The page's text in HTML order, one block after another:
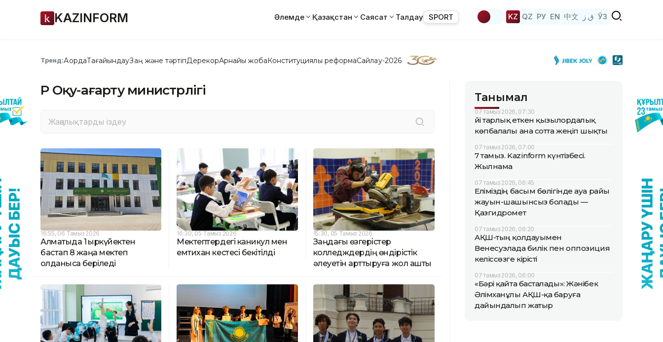
KAZINFORM Әлемде Қазақстан Саясат Талдау SPORT KZ QZ РУ EN 中文 ق ز ЎЗ
Тренд:АқордаТағайындауЗаң және тәртіпДерекқорАрнайы жобаКонституциялық реформаСайлау-2026
ҚР Оқу-ағарту министрлігі
16:55, 06 Тамыз 2026
Алматыда 1 қыркүйектен
бастап 8 жаңа мектеп
қолданысқа беріледі
16:30, 05 Тамыз 2026
Мектептердегі каникул мен
емтихан кестесі бекітілді
15:30, 05 Тамыз 2026
Заңдағы өзгерістер
колледждердің өндірістік
әлеуетін арттыруға жол ашты
Танымал
07 тамыз 2026, 07:30
Үйі тарлық еткен қызылордалық
көпбалалы ана сотта жеңіп шықты
07 тамыз 2026, 07:00
7 тамыз. Kazinform күнтізбесі.
Жылнама
07 тамыз 2026, 06:45
Еліміздің басым бөлігінде ауа райы
жауын-шашынсыз болады —
Қазгидромет
07 тамыз 2026, 06:20
АҚШ-тың қолдауымен
Венесуэлада билік пен оппозиция
келіссөзге кірісті
07 тамыз 2026, 06:00
«Бәрі қайта басталады»: Жәнібек
Әлімханұлы АҚШ-қа баруға
дайындалып жатыр